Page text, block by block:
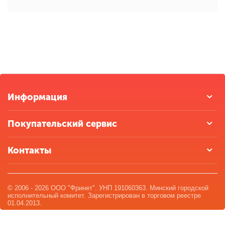
Информация
Покупательский сервис
Контакты
© 2006 - 2026 ООО "Фринет". УНП 191060363. Минский городской
исполнительный комитет. Зарегистрирован в торговом реестре
01.04.2013.